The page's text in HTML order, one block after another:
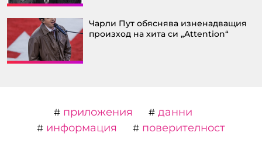
Чарли Пут обяснява изненадващия
произход на хита си „Attention“
# приложения # данни
# информация # поверителност